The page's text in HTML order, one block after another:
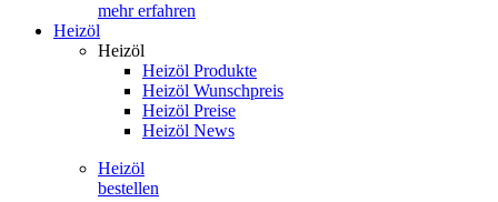
mehr erfahren
Heizöl
Heizöl
Heizöl Produkte
Heizöl Wunschpreis
Heizöl Preise
Heizöl News
Heizöl
bestellen